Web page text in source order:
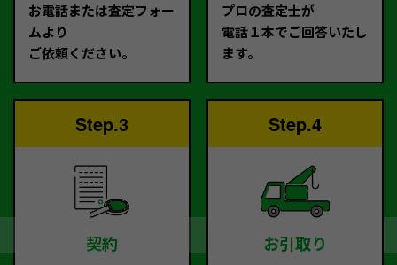
お電話または査定フォー
ムより
ご依頼ください。
プロの査定士が
電話１本でご回答いたし
ます。
Step.3
契約
Step.4
お引取り